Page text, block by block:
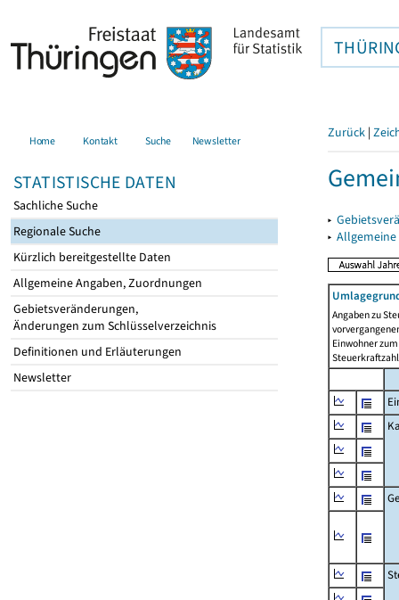
Home Kontakt Suche Newsletter
STATISTISCHE DATEN
Sachliche Suche
Regionale Suche
Kürzlich bereitgestellte Daten
Allgemeine Angaben, Zuordnungen
Gebietsveränderungen,
Änderungen zum Schlüsselverzeichnis
Definitionen und Erläuterungen
Newsletter
Zurück |
▸
▸
Angaben zu
Einwohner